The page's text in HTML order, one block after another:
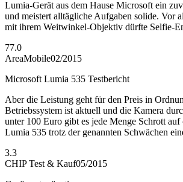
Lumia-Gerät aus dem Hause Microsoft ein
und meistert alltägliche Aufgaben solide. Vor
mit ihrem Weitwinkel-Objektiv dürfte Selfie-
77.0
AreaMobile02/2015
Microsoft Lumia 535 Testbericht
Aber die Leistung geht für den Preis in
Betriebssystem ist aktuell und die Kamera
unter 100 Euro gibt es jede Menge Schrott
Lumia 535 trotz der genannten Schwächen
3.3
CHIP Test & Kauf05/2015